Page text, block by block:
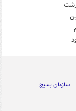
رشت
سازمان بسیج